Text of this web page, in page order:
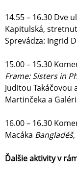
14.55 – 16.30 Dve
Kapitulská,
Sprevádza: Ingrid
15.00 – 15.30
Frame: Sisters in
Juditou Takáčovou
Martinčeka a
16.00 – 16.30
Macáka Bangladéš
Ďalšie aktivity v